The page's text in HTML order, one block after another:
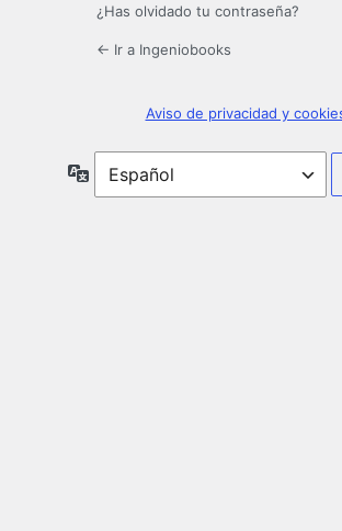
¿Has olvidado tu contraseña?
← Ir a Ingeniobooks
Aviso de privacidad y
Idioma